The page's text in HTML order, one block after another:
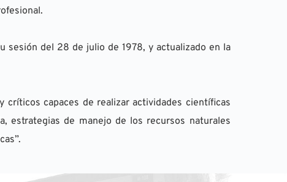
sesión del 28 de julio de 1978, y actualizado en la
críticos capaces de realizar actividades científicas
estrategias de manejo de los recursos naturales